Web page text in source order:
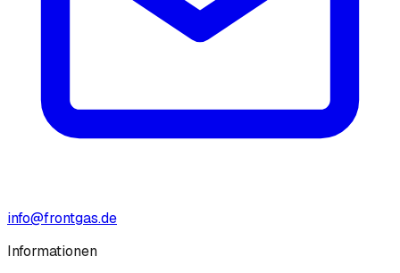
info@frontgas.de
Informationen